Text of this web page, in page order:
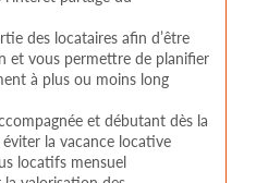
des locataires afin d’être
et vous permettre de planifier
à plus ou moins long
et débutant dès la
la vacance locative
locatifs mensuel